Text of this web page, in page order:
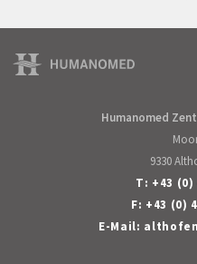
Humanomed
9330
T: +43 (0)
F: +43 (0)
E-Mail: